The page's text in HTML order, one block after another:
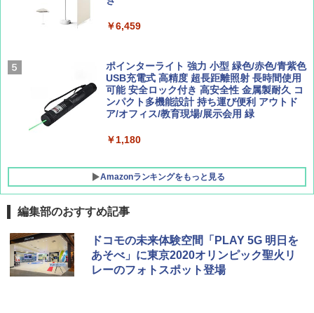
￥1,500
解く (講談社現代新書)
￥1,540
￥8,991
Coleman(コールマン) ツーリングドーム/LD
X 2人用 3人用 キャンプ アウトドア フェス
収納 コンパクト 簡単設営 カンガルーテント
ソロキャンプ ソロテント
￥6,459
ポインターライト 強力 小型 緑色/赤色/青紫色
USB充電式 高精度 超長距離照射 長時間使用
可能 安全ロック付き 高安全性 金属製耐久 コ
ンパクト多機能設計 持ち運び便利 アウトド
ア/オフィス/教育現場/展示会用 緑
￥1,180
Amazonランキングをもっと見る
編集部のおすすめ記事
ドコモの未来体験空間「PLAY 5G 明日を
あそべ」に東京2020オリンピック聖火リ
レーのフォトスポット登場